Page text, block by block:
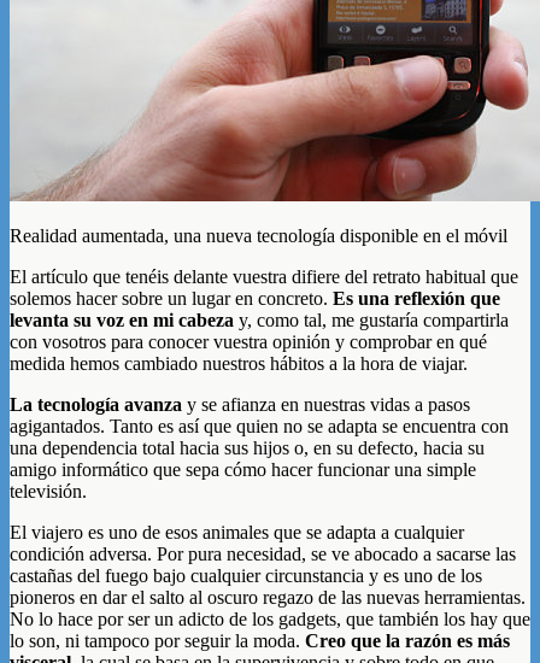
Realidad aumentada, una nueva tecnología disponible en el móvil
El artículo que tenéis delante vuestra difiere del retrato habitual que
solemos hacer sobre un lugar en concreto. Es una reflexión que
levanta su voz en mi cabeza y, como tal, me gustaría compartirla
con vosotros para conocer vuestra opinión y comprobar en qué
medida hemos cambiado nuestros hábitos a la hora de viajar.
La tecnología avanza y se afianza en nuestras vidas a pasos
agigantados. Tanto es así que quien no se adapta se encuentra con
una dependencia total hacia sus hijos o, en su defecto, hacia su
amigo informático que sepa cómo hacer funcionar una simple
televisión.
El viajero es uno de esos animales que se adapta a cualquier
condición adversa. Por pura necesidad, se ve abocado a sacarse las
castañas del fuego bajo cualquier circunstancia y es uno de los
pioneros en dar el salto al oscuro regazo de las nuevas herramientas.
No lo hace por ser un adicto de los gadgets, que también los hay que
lo son, ni tampoco por seguir la moda. Creo que la razón es más